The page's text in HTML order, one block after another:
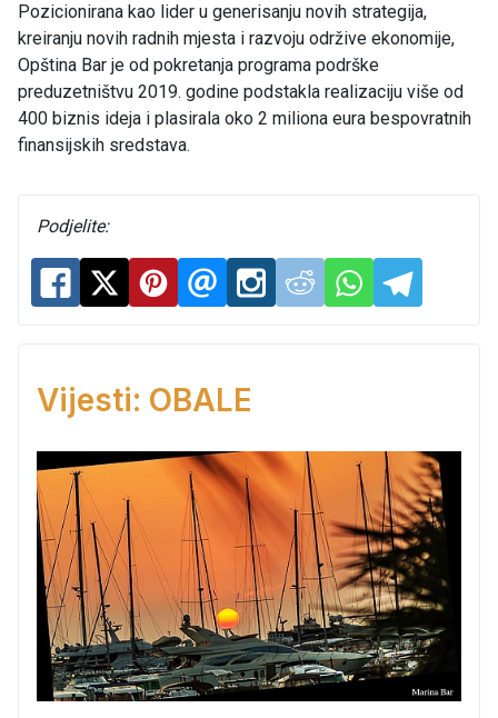
Pozicionirana kao lider u generisanju novih strategija,
kreiranju novih radnih mjesta i razvoju održive ekonomije,
Opština Bar je od pokretanja programa podrške
preduzetništvu 2019. godine podstakla realizaciju više od
400 biznis ideja i plasirala oko 2 miliona eura bespovratnih
finansijskih sredstava.
Podjelite:
Vijesti: OBALE